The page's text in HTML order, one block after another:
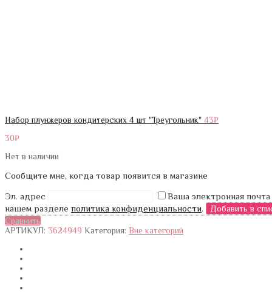
Набор плунжеров кондитерских 4 шт "Треугольник" 43₽
30₽
Нет в наличии
Сообщите мне, когда товар появится в магазине
Эл. адрес
Ваша электронная
нашем разделе политика конфиденциальности.
Сравнить
АРТИКУЛ: 3624949 Категория: Вне категорий